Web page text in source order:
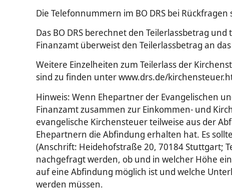
Die Telefonnummern im BO DRS bei
Das BO DRS berechnet den Teilerlassbetrag
Finanzamt überweist den Teilerlassbetrag an
Weitere Einzelheiten zum Teilerlass der
sind zu finden unter www.drs.de/
Hinweis: Wenn Ehepartner der Evangelischen
Finanzamt zusammen zur Einkommen- und
evangelische Kirchensteuer teilweise aus der
Ehepartnern die Abfindung erhalten hat. Es
(Anschrift: Heidehofstraße 20, 70184 Stuttgart;
nachgefragt werden, ob und in welcher Höhe
auf eine Abfindung möglich ist und welche
werden müssen.